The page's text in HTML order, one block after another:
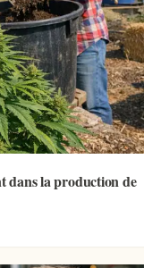
dans la production de